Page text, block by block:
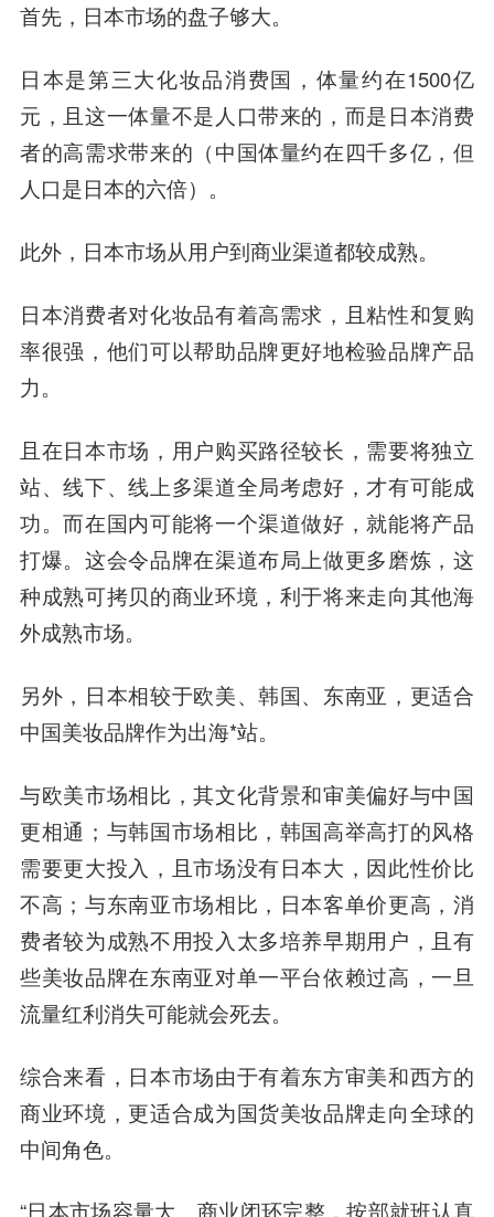
首先，日本市场的盘子够大。
日本是第三大化妆品消费国，体量约在1500亿
元，且这一体量不是人口带来的，而是日本消费
者的高需求带来的（中国体量约在四千多亿，但
人口是日本的六倍）。
此外，日本市场从用户到商业渠道都较成熟。
日本消费者对化妆品有着高需求，且粘性和复购
率很强，他们可以帮助品牌更好地检验品牌产品
力。
且在日本市场，用户购买路径较长，需要将独立
站、线下、线上多渠道全局考虑好，才有可能成
功。而在国内可能将一个渠道做好，就能将产品
打爆。这会令品牌在渠道布局上做更多磨炼，这
种成熟可拷贝的商业环境，利于将来走向其他海
外成熟市场。
另外，日本相较于欧美、韩国、东南亚，更适合
中国美妆品牌作为出海*站。
与欧美市场相比，其文化背景和审美偏好与中国
更相通；与韩国市场相比，韩国高举高打的风格
需要更大投入，且市场没有日本大，因此性价比
不高；与东南亚市场相比，日本客单价更高，消
费者较为成熟不用投入太多培养早期用户，且有
些美妆品牌在东南亚对单一平台依赖过高，一旦
流量红利消失可能就会死去。
综合来看，日本市场由于有着东方审美和西方的
商业环境，更适合成为国货美妆品牌走向全球的
中间角色。
“